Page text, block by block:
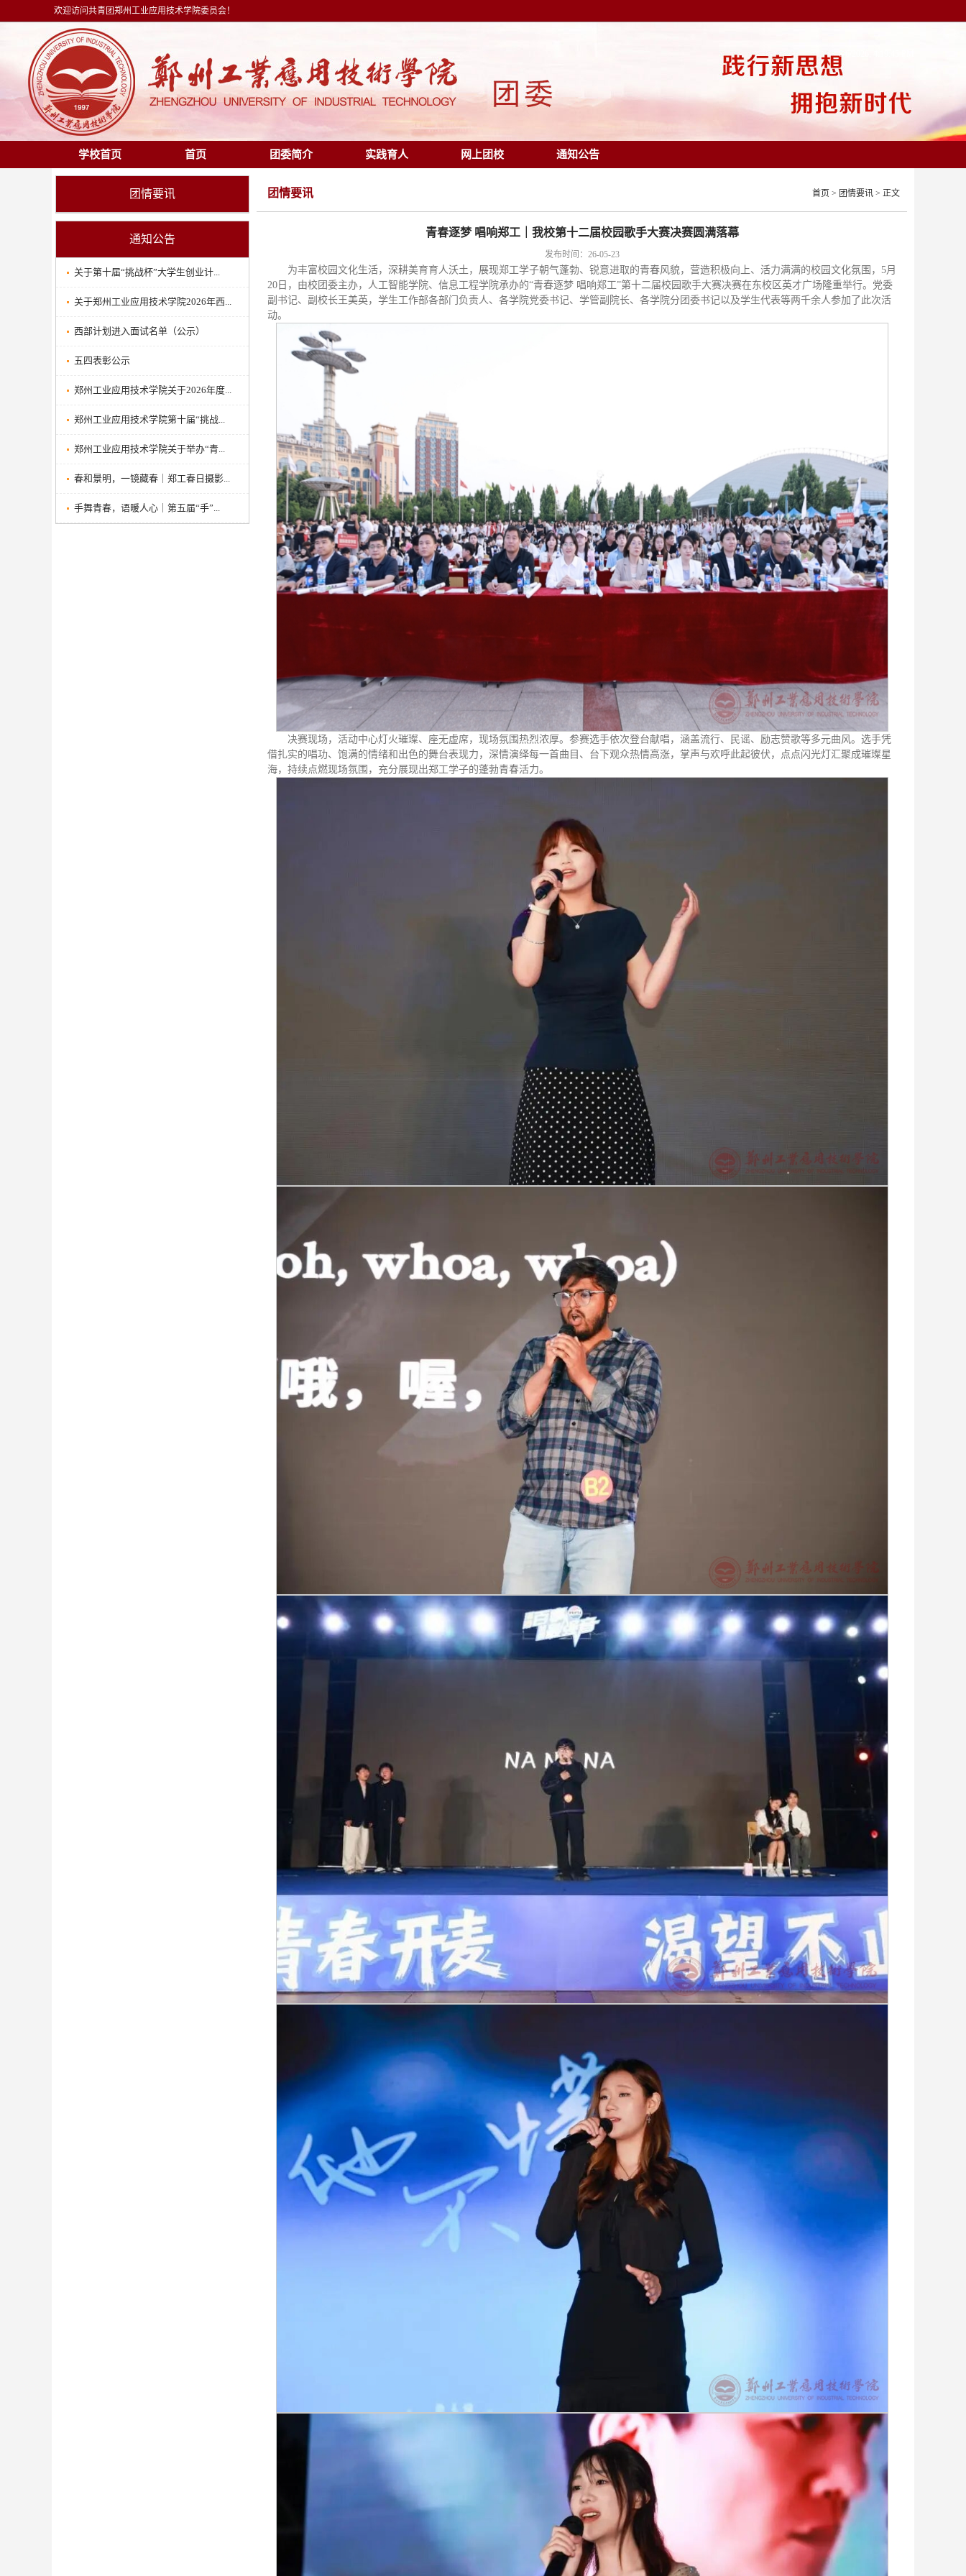
欢迎访问共青团郑州工业应用技术学院委员会！
8/6/2026, 4:19:47 PM
学校首页 首页 团委简介 实践育人 网上团校 通知公告
团情要讯
通知公告
关于第十届“挑战杯”大学生创业计...
关于郑州工业应用技术学院2026年西...
西部计划进入面试名单（公示）
五四表彰公示
郑州工业应用技术学院关于2026年度...
郑州工业应用技术学院第十届“挑战...
郑州工业应用技术学院关于举办“青...
春和景明，一镜藏春｜郑工春日摄影...
手舞青春，语暖人心｜第五届“手”...
团情要讯 首页 > 团情要讯 > 正文
青春逐梦 唱响郑工｜我校第十二届校园歌手大赛决赛圆满落幕
发布时间：26-05-23
为丰富校园文化生活，深耕美育育人沃土，展现郑工学子朝气蓬勃、锐意进取的青春风貌，营造积极向上、活力满满的校园文化氛围，5月
20日，由校团委主办，人工智能学院、信息工程学院承办的“青春逐梦 唱响郑工”第十二届校园歌手大赛决赛在东校区英才广场隆重举行。党委
副书记、副校长王美英，学生工作部各部门负责人、各学院党委书记、学管副院长、各学院分团委书记以及学生代表等两千余人参加了此次活
动。
决赛现场，活动中心灯火璀璨、座无虚席，现场氛围热烈浓厚。参赛选手依次登台献唱，涵盖流行、民谣、励志赞歌等多元曲风。选手凭
借扎实的唱功、饱满的情绪和出色的舞台表现力，深情演绎每一首曲目、台下观众热情高涨，掌声与欢呼此起彼伏，点点闪光灯汇聚成璀璨星
海，持续点燃现场氛围，充分展现出郑工学子的蓬勃青春活力。